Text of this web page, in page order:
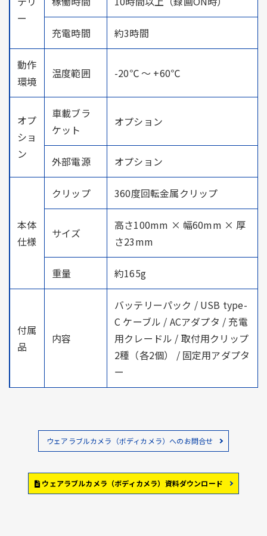
ー
充電時間 約3時間
動作
環境
温度範囲 -20℃ ～ +60℃
オプ
ショ
ン
車載ブラ
ケット
オプション
外部電源 オプション
本体
仕様
クリップ 360度回転金属クリップ
サイズ
高さ100mm × 幅60mm × 厚
さ23mm
重量 約165g
付属
品
内容
バッテリーパック / USB type-
C ケーブル / ACアダプタ / 充電
用クレードル / 取付用クリップ
2種（各2個） / 固定用アダプタ
ー
ウェアラブルカメラ（ボディカメラ）へのお問合せ
ウェアラブルカメラ（ボディカメラ）資料ダウンロード